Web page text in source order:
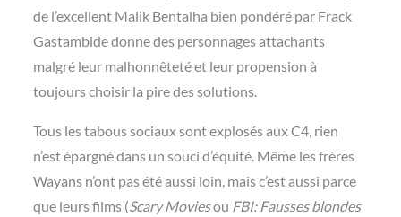
de l’excellent Malik Bentalha bien pondéré par Frack
Gastambide donne des personnages attachants
malgré leur malhonnêteté et leur propension à
toujours choisir la pire des solutions.
Tous les tabous sociaux sont explosés aux C4, rien
n’est épargné dans un souci d’équité. Même les frères
Wayans n’ont pas été aussi loin, mais c’est aussi parce
que leurs films (Scary Moviesou FBI: Fausses blondes